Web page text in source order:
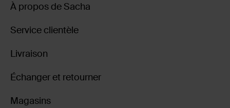
À propos de Sacha
Service clientèle
Livraison
Échanger et retourner
Magasins